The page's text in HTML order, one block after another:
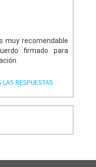
muy recomendable
firmado para
LAS RESPUESTAS